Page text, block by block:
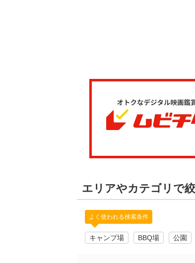
エリアやカテゴリで
よく使われる検索条件
キャンプ場 BBQ場 公園